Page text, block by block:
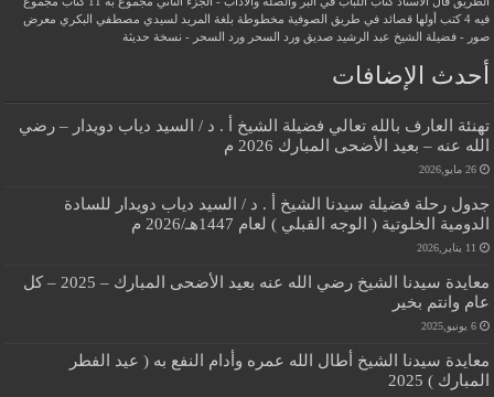
فيه 4 كتب أولها قصائد في طريق الصوفية
مخطوطة بلغة المريد لسيدي مصطفي البكري معرض
صور - فضيلة الشيخ عبد الرشيد صديق
ورد السحر ورد السحر - نسخة حديثة
أحدث الإضافات
تهنئة العارف بالله تعالي فضيلة الشيخ أ . د / السيد دياب دويدار – رضي
الله عنه – بعيد الأضحى المبارك 2026 م
26 مايو,2026
جدول رحلة فضيلة سيدنا الشيخ أ . د / السيد دياب دويدار للسادة
الدومية الخلوتية ( الوجه القبلي ) لعام 1447هـ/2026 م
11 يناير,2026
معايدة سيدنا الشيخ رضي الله عنه بعيد الأضحى المبارك – 2025 – كل
عام وانتم بخير
6 يونيو,2025
معايدة سيدنا الشيخ أطال الله عمره وأدام النفع به ( عيد الفطر
المبارك ) 2025